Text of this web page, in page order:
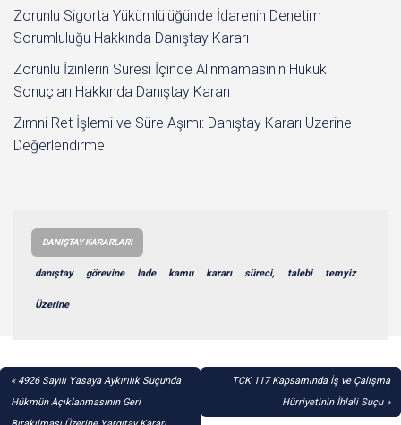
Zorunlu Sigorta Yükümlülüğünde İdarenin Denetim
Sorumluluğu Hakkında Danıştay Kararı
Zorunlu İzinlerin Süresi İçinde Alınmamasının Hukuki
Sonuçları Hakkında Danıştay Kararı
Zımni Ret İşlemi ve Süre Aşımı: Danıştay Kararı Üzerine
Değerlendirme
DANIŞTAY KARARLARI
danıştay görevine İade kamu kararı süreci, talebi temyiz
Üzerine
YAZI
GEZINMESI
4926 Sayılı Yasaya Aykırılık Suçunda
Hükmün Açıklanmasının Geri
TCK 117 Kapsamında İş ve Çalışma
Hürriyetinin İhlali Suçu